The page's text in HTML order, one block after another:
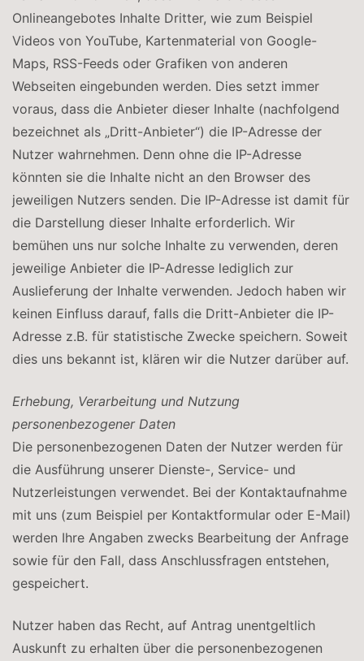
Onlineangebotes Inhalte Dritter, wie zum Beispiel
Videos von YouTube, Kartenmaterial von Google-
Maps, RSS-Feeds oder Grafiken von anderen
Webseiten eingebunden werden. Dies setzt immer
voraus, dass die Anbieter dieser Inhalte (nachfolgend
bezeichnet als „Dritt-Anbieter“) die IP-Adresse der
Nutzer wahrnehmen. Denn ohne die IP-Adresse
könnten sie die Inhalte nicht an den Browser des
jeweiligen Nutzers senden. Die IP-Adresse ist damit für
die Darstellung dieser Inhalte erforderlich. Wir
bemühen uns nur solche Inhalte zu verwenden, deren
jeweilige Anbieter die IP-Adresse lediglich zur
Auslieferung der Inhalte verwenden. Jedoch haben wir
keinen Einfluss darauf, falls die Dritt-Anbieter die IP-
Adresse z.B. für statistische Zwecke speichern. Soweit
dies uns bekannt ist, klären wir die Nutzer darüber auf.
Erhebung, Verarbeitung und Nutzung
personenbezogener Daten
Die personenbezogenen Daten der Nutzer werden für
die Ausführung unserer Dienste-, Service- und
Nutzerleistungen verwendet. Bei der Kontaktaufnahme
mit uns (zum Beispiel per Kontaktformular oder E-Mail)
werden Ihre Angaben zwecks Bearbeitung der Anfrage
sowie für den Fall, dass Anschlussfragen entstehen,
gespeichert.
Nutzer haben das Recht, auf Antrag unentgeltlich
Auskunft zu erhalten über die personenbezogenen